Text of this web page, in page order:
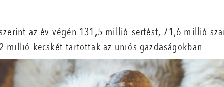
az év végén 131,5 millió sertést, 71,6 millió
kecskét tartottak az uniós gazdaságokban.